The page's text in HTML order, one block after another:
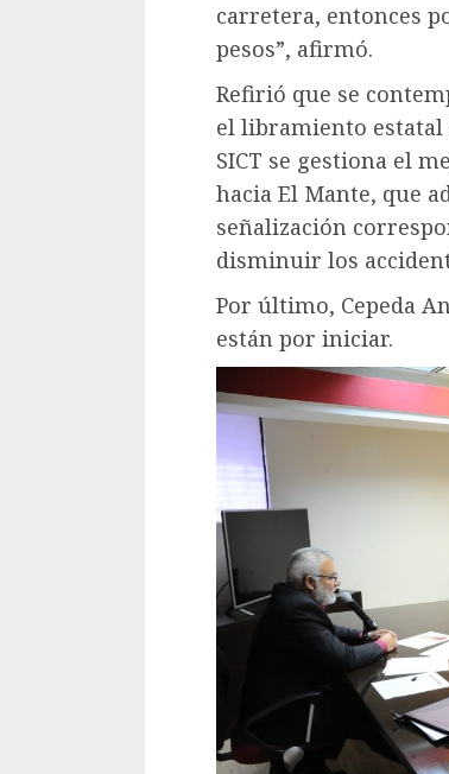
carretera, entonces
pesos”, afirmó.
Refirió que se
el libramiento estatal
SICT se gestiona el
hacia El Mante, que
señalización
disminuir los
Por último, Cepeda
están por iniciar.